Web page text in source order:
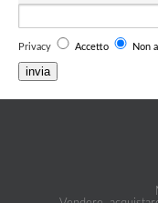
Privacy Accetto Non
invia